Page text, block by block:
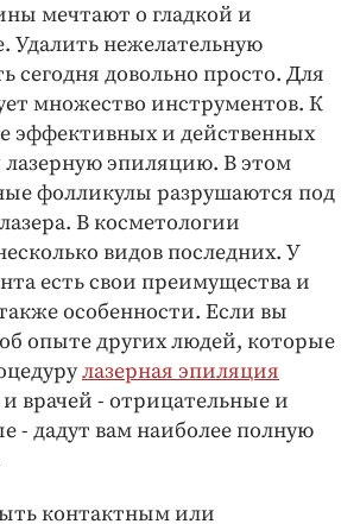
и бизнес
чтиво
года
мечтают о гладкой и
Удалить нежелательную
сегодня довольно просто. Для
множество инструментов. К
эффективных и действенных
лазерную эпиляцию. В этом
фолликулы разрушаются под
В косметологии
видов последних. У
есть свои преимущества и
особенности. Если вы
опыте других людей, которые
лазерная эпиляция
врачей - отрицательные и
- дадут вам наиболее полную
контактным или